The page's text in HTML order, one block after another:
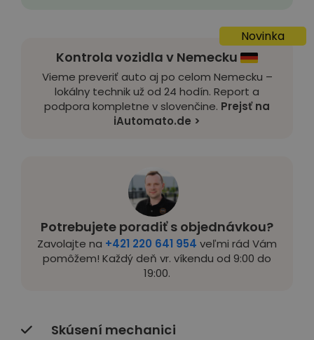
Potrebujete poradiť s objednávkou?
Zavolajte na +421 220 641 954 veľmi rád Vám
pomôžem! Každý deň vr. víkendu od 9:00 do
19:00.
Skúsení mechanici
Novinka
Kontrola vozidla v Nemecku
Vieme preveriť auto aj po celom Nemecku –
lokálny technik už od 24 hodín. Report a
podpora kompletne v slovenčine. Prejsť na
iAutomato.de >